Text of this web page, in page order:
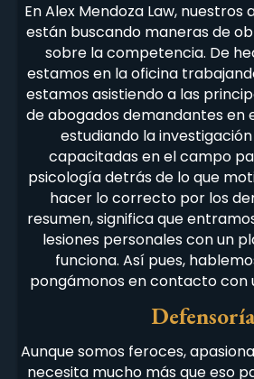
En Alex Mendoza Law,
están buscando maneras de
sobre la competencia. De
estamos en la oficina
estamos asistiendo a las
de abogados demandantes en
estudiando la
capacitadas en el campo
psicología detrás de lo que
hacer lo correcto por los
resumen, significa que
lesiones personales con un
funciona. Así pues,
pongámonos en contacto con
Defensoría
Aunque somos feroces,
necesita mucho más que eso